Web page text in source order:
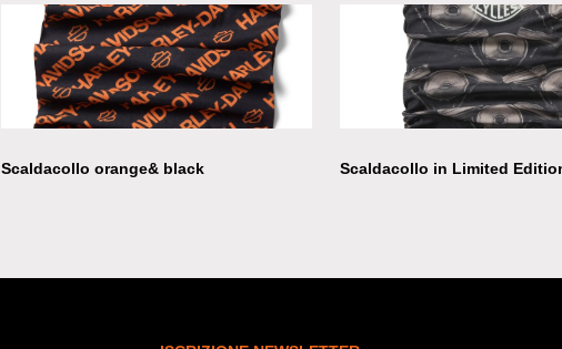
Scaldacollo orange& black Scaldacollo in Limited